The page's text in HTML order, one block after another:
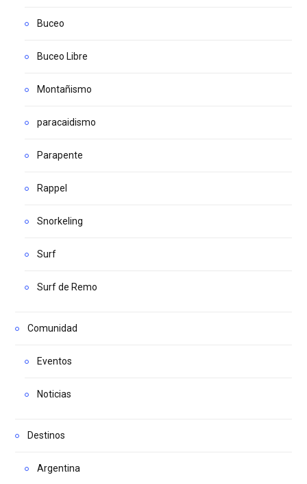
Buceo
Buceo Libre
Montañismo
paracaidismo
Parapente
Rappel
Snorkeling
Surf
Surf de Remo
Comunidad
Eventos
Noticias
Destinos
Argentina